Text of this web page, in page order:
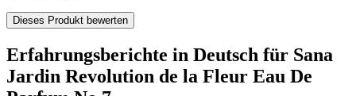
Dieses Produkt bewerten
Erfahrungsberichte in Deutsch für Sana
Jardin Revolution de la Fleur Eau De